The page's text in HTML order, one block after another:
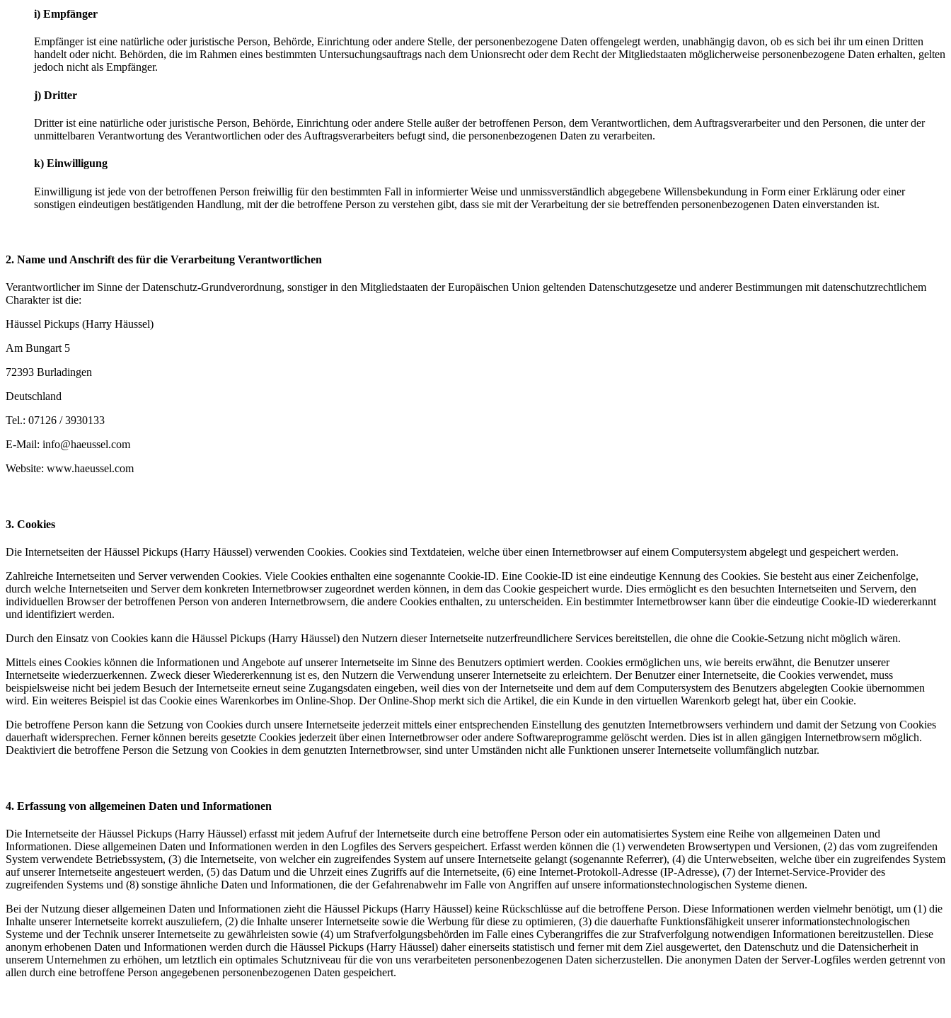
i) Empfänger
Empfänger ist eine natürliche oder juristische Person, Behörde, Einrichtung oder andere Stelle, der personenbezogene Daten offengelegt werden, unabhängig davon, ob es sich bei ihr um einen Dritten
handelt oder nicht. Behörden, die im Rahmen eines bestimmten Untersuchungsauftrags nach dem Unionsrecht oder dem Recht der Mitgliedstaaten möglicherweise personenbezogene Daten erhalten, gelten
jedoch nicht als Empfänger.
j) Dritter
Dritter ist eine natürliche oder juristische Person, Behörde, Einrichtung oder andere Stelle außer der betroffenen Person, dem Verantwortlichen, dem Auftragsverarbeiter und den Personen, die unter der
unmittelbaren Verantwortung des Verantwortlichen oder des Auftragsverarbeiters befugt sind, die personenbezogenen Daten zu verarbeiten.
k) Einwilligung
Einwilligung ist jede von der betroffenen Person freiwillig für den bestimmten Fall in informierter Weise und unmissverständlich abgegebene Willensbekundung in Form einer Erklärung oder einer
sonstigen eindeutigen bestätigenden Handlung, mit der die betroffene Person zu verstehen gibt, dass sie mit der Verarbeitung der sie betreffenden personenbezogenen Daten einverstanden ist.
2. Name und Anschrift des für die Verarbeitung Verantwortlichen
Verantwortlicher im Sinne der Datenschutz-Grundverordnung, sonstiger in den Mitgliedstaaten der Europäischen Union geltenden Datenschutzgesetze und anderer Bestimmungen mit datenschutzrechtlichem
Charakter ist die:
Häussel Pickups (Harry Häussel)
Am Bungart 5
72393 Burladingen
Deutschland
Tel.: 07126 / 3930133
E-Mail: info@haeussel.com
Website: www.haeussel.com
3. Cookies
Die Internetseiten der Häussel Pickups (Harry Häussel) verwenden Cookies. Cookies sind Textdateien, welche über einen Internetbrowser auf einem Computersystem abgelegt und gespeichert werden.
Zahlreiche Internetseiten und Server verwenden Cookies. Viele Cookies enthalten eine sogenannte Cookie-ID. Eine Cookie-ID ist eine eindeutige Kennung des Cookies. Sie besteht aus einer Zeichenfolge,
durch welche Internetseiten und Server dem konkreten Internetbrowser zugeordnet werden können, in dem das Cookie gespeichert wurde. Dies ermöglicht es den besuchten Internetseiten und Servern, den
individuellen Browser der betroffenen Person von anderen Internetbrowsern, die andere Cookies enthalten, zu unterscheiden. Ein bestimmter Internetbrowser kann über die eindeutige Cookie-ID wiedererkannt
und identifiziert werden.
Durch den Einsatz von Cookies kann die Häussel Pickups (Harry Häussel) den Nutzern dieser Internetseite nutzerfreundlichere Services bereitstellen, die ohne die Cookie-Setzung nicht möglich wären.
Mittels eines Cookies können die Informationen und Angebote auf unserer Internetseite im Sinne des Benutzers optimiert werden. Cookies ermöglichen uns, wie bereits erwähnt, die Benutzer unserer
Internetseite wiederzuerkennen. Zweck dieser Wiedererkennung ist es, den Nutzern die Verwendung unserer Internetseite zu erleichtern. Der Benutzer einer Internetseite, die Cookies verwendet, muss
beispielsweise nicht bei jedem Besuch der Internetseite erneut seine Zugangsdaten eingeben, weil dies von der Internetseite und dem auf dem Computersystem des Benutzers abgelegten Cookie übernommen
wird. Ein weiteres Beispiel ist das Cookie eines Warenkorbes im Online-Shop. Der Online-Shop merkt sich die Artikel, die ein Kunde in den virtuellen Warenkorb gelegt hat, über ein Cookie.
Die betroffene Person kann die Setzung von Cookies durch unsere Internetseite jederzeit mittels einer entsprechenden Einstellung des genutzten Internetbrowsers verhindern und damit der Setzung von Cookies
dauerhaft widersprechen. Ferner können bereits gesetzte Cookies jederzeit über einen Internetbrowser oder andere Softwareprogramme gelöscht werden. Dies ist in allen gängigen Internetbrowsern möglich.
Deaktiviert die betroffene Person die Setzung von Cookies in dem genutzten Internetbrowser, sind unter Umständen nicht alle Funktionen unserer Internetseite vollumfänglich nutzbar.
4. Erfassung von allgemeinen Daten und Informationen
Die Internetseite der Häussel Pickups (Harry Häussel) erfasst mit jedem Aufruf der Internetseite durch eine betroffene Person oder ein automatisiertes System eine Reihe von allgemeinen Daten und
Informationen. Diese allgemeinen Daten und Informationen werden in den Logfiles des Servers gespeichert. Erfasst werden können die (1) verwendeten Browsertypen und Versionen, (2) das vom zugreifenden
System verwendete Betriebssystem, (3) die Internetseite, von welcher ein zugreifendes System auf unsere Internetseite gelangt (sogenannte Referrer), (4) die Unterwebseiten, welche über ein zugreifendes System
auf unserer Internetseite angesteuert werden, (5) das Datum und die Uhrzeit eines Zugriffs auf die Internetseite, (6) eine Internet-Protokoll-Adresse (IP-Adresse), (7) der Internet-Service-Provider des
zugreifenden Systems und (8) sonstige ähnliche Daten und Informationen, die der Gefahrenabwehr im Falle von Angriffen auf unsere informationstechnologischen Systeme dienen.
Bei der Nutzung dieser allgemeinen Daten und Informationen zieht die Häussel Pickups (Harry Häussel) keine Rückschlüsse auf die betroffene Person. Diese Informationen werden vielmehr benötigt, um (1) die
Inhalte unserer Internetseite korrekt auszuliefern, (2) die Inhalte unserer Internetseite sowie die Werbung für diese zu optimieren, (3) die dauerhafte Funktionsfähigkeit unserer informationstechnologischen
Systeme und der Technik unserer Internetseite zu gewährleisten sowie (4) um Strafverfolgungsbehörden im Falle eines Cyberangriffes die zur Strafverfolgung notwendigen Informationen bereitzustellen. Diese
anonym erhobenen Daten und Informationen werden durch die Häussel Pickups (Harry Häussel) daher einerseits statistisch und ferner mit dem Ziel ausgewertet, den Datenschutz und die Datensicherheit in
unserem Unternehmen zu erhöhen, um letztlich ein optimales Schutzniveau für die von uns verarbeiteten personenbezogenen Daten sicherzustellen. Die anonymen Daten der Server-Logfiles werden getrennt von
allen durch eine betroffene Person angegebenen personenbezogenen Daten gespeichert.